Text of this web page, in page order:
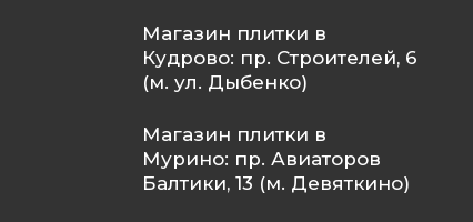
Магазин плитки в
Кудрово: пр. Строителей, 6
(м. ул. Дыбенко)
Магазин плитки в
Мурино: пр. Авиаторов
Балтики, 13 (м. Девяткино)